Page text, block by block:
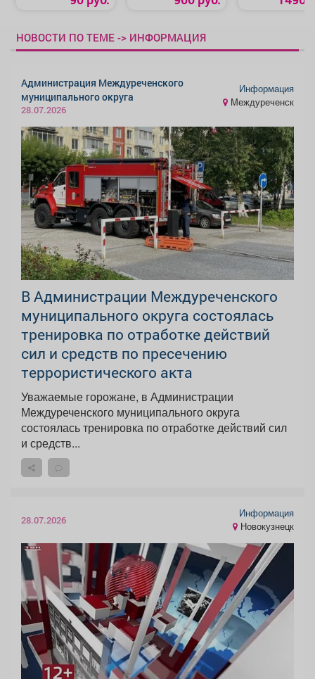
Auto 8019-02»
НОВОСТИ ПО ТЕМЕ -> ИНФОРМАЦИЯ
Администрация Междуреченского
муниципального округа
28.07.2026
Информация
Междуреченск
В Администрации Междуреченского
муниципального округа состоялась
тренировка по отработке действий
сил и средств по пресечению
террористического акта
Уважаемые горожане, в Администрации
Междуреченского муниципального округа
состоялась тренировка по отработке действий сил
и средств...
28.07.2026
Информация
Новокузнецк